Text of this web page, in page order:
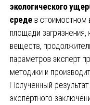
экологического
среде в
площади
веществ,
параметров эксперт
методики и
Полученный
экспертного